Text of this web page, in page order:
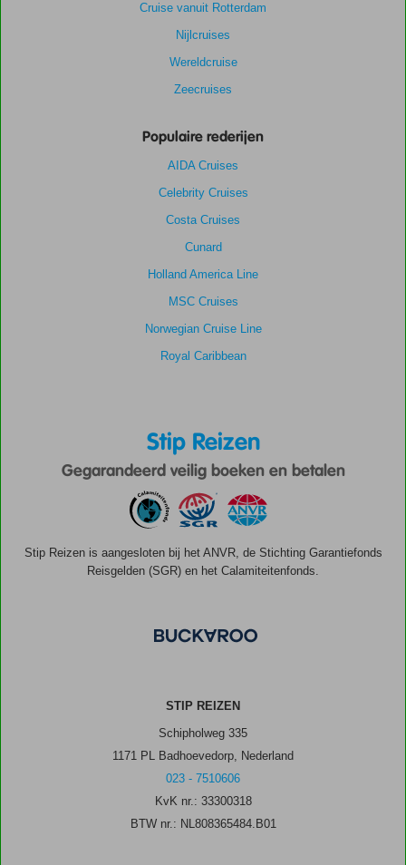
Cruise vanuit Rotterdam
Nijlcruises
Wereldcruise
Zeecruises
Populaire rederijen
AIDA Cruises
Celebrity Cruises
Costa Cruises
Cunard
Holland America Line
MSC Cruises
Norwegian Cruise Line
Royal Caribbean
Stip Reizen
Gegarandeerd veilig boeken en betalen
Stip Reizen is aangesloten bij het ANVR, de Stichting Garantiefonds
Reisgelden (SGR) en het Calamiteitenfonds.
STIP REIZEN
Schipholweg 335
1171 PL Badhoevedorp, Nederland
023 - 7510606
KvK nr.: 33300318
BTW nr.: NL808365484.B01